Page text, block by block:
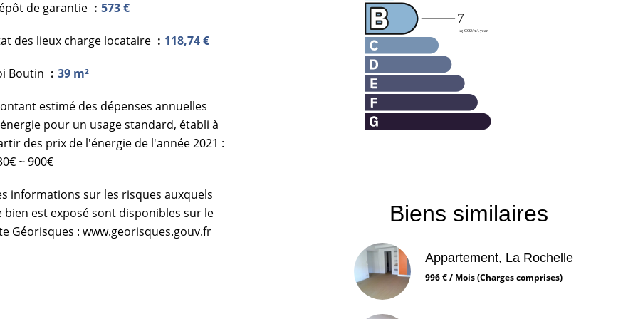
de garantie 573 €
des lieux charge locataire 118,74 €
Boutin 39 m²
estimé des dépenses annuelles
pour un usage standard, établi à
des prix de l'énergie de l'année 2021 :
~ 900€
informations sur les risques auxquels
bien est exposé sont disponibles sur le
Géorisques : www.georisques.gouv.fr
Biens similaires
Appartement, La Rochelle
996 € / Mois (Charges comprises)